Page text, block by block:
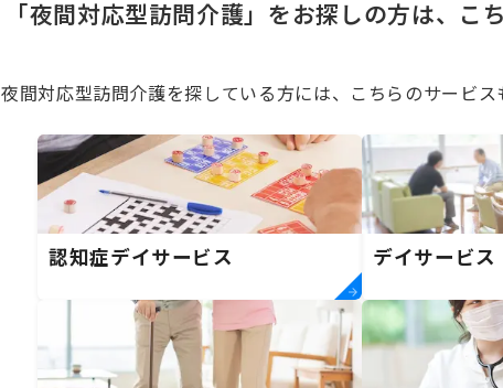
「夜間対応型訪問介護」をお探しの方は、こ
夜間対応型訪問介護を探している方には、こちらのサービス
認知症デイサービス デイサービス